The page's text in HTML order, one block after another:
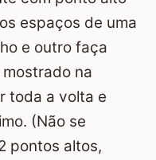
espaços de uma
e outro faça
na
toda a volta e
(Não se
pontos altos,